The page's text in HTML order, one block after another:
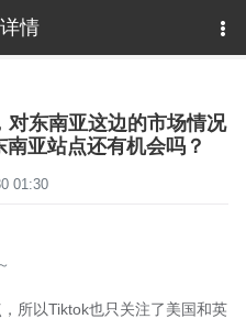
情
刷新
对东南亚这边的市场情况
亚站点还有机会吗？
01:30
所以Tiktok也只关注了美国和英